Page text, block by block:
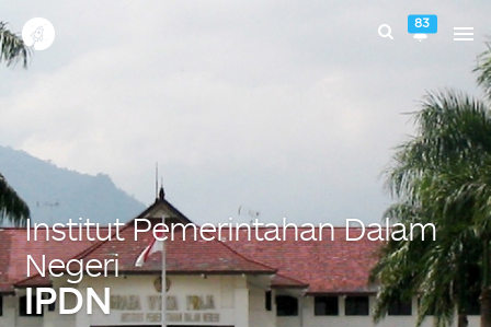
83
Institut Pemerintahan Dalam
Negeri
IPDN